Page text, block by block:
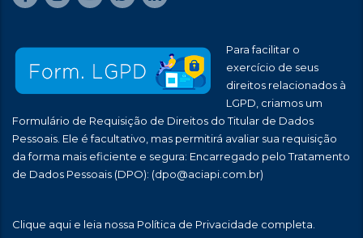
Para facilitar o
exercício de seus
direitos relacionados à
LGPD, criamos um
Formulário de Requisição de Direitos do Titular de Dados
Pessoais. Ele é facultativo, mas permitirá avaliar sua requisição
da forma mais eficiente e segura: Encarregado pelo Tratamento
de Dados Pessoais (DPO): (dpo@aciapi.com.br)
Clique aqui e leia nossa Política de Privacidade completa.